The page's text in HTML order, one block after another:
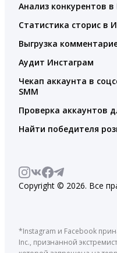
Анализ конкурентов
Статистика сторис в
Выгрузка
Аудит Инстаграм
Чекап аккаунта в
SMM
Проверка аккаунтов
Найти победителя
Copyright © 2026. Все
*Instagram и Facebook
Inc., признанной